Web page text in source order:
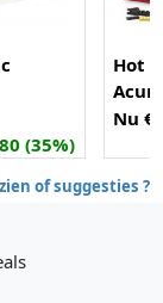
(35%)
Hot
Nu €
of suggesties ?